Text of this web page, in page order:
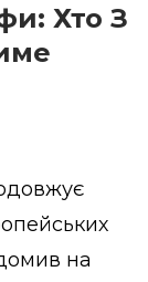
Хто З
на